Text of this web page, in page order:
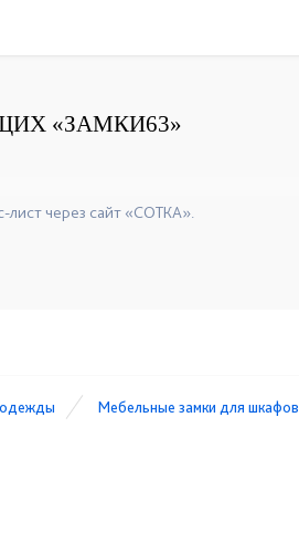
«ЗАМКИ63»
через сайт «СОТКА».
одежды Мебельные замки для шкафов